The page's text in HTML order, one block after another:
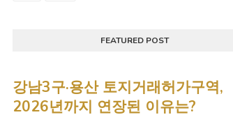
FEATURED POST
강남3구·용산 토지거래허가구역,
2026년까지 연장된 이유는?